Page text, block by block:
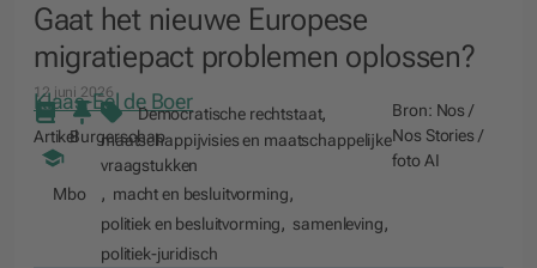
Gaat het nieuwe Europese
migratiepact problemen oplossen?
12 juni 2026
Klaas-Eel de Boer
Artikel
Mbo
Burgerschap
Democratische rechtstaat,
maatschappijvisies en maatschappelijke
vraagstukken
, macht en besluitvorming,
politiek en besluitvorming, samenleving,
politiek-juridisch
Bron: Nos /
Nos Stories /
foto AI